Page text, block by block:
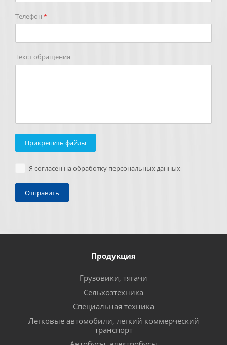
Телефон *
Текст обращения
Прикрепить файлы
Я согласен на обработку персональных данных
Продукция
Грузовики, тягачи
Сельхозтехника
Специальная техника
Легковые автомобили, легкий коммерческий
транспорт